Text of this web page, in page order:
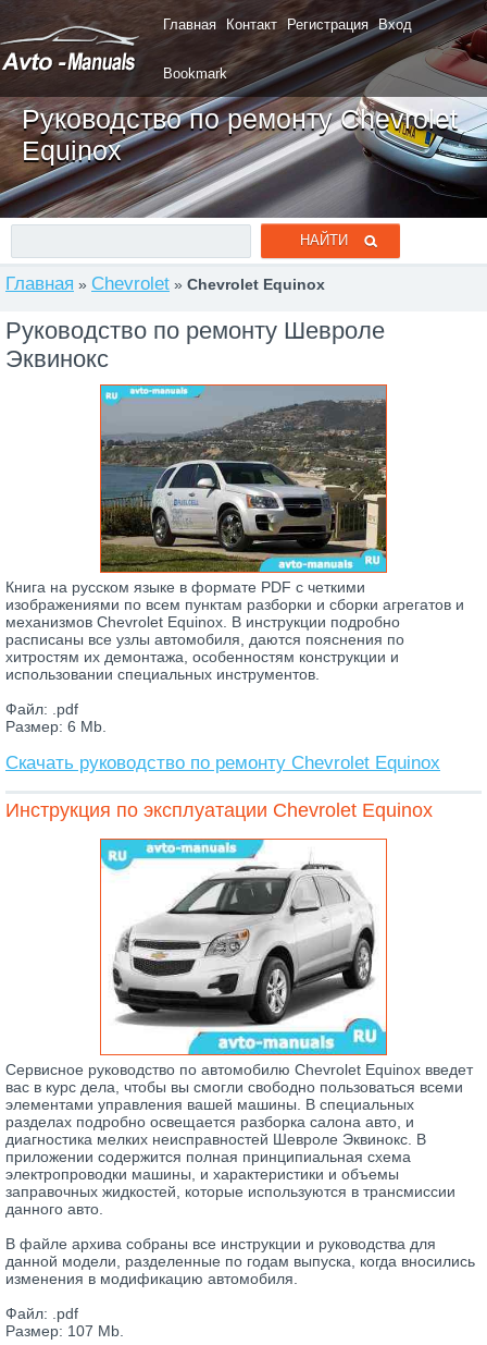
Главная Контакт Регистрация Вход
Bookmark
Руководство по ремонту Chevrolet
Equinox
Главная » Chevrolet » Chevrolet Equinox
Руководство по ремонту Шевроле
Эквинокс
Книга на русском языке в формате PDF с четкими
изображениями по всем пунктам разборки и сборки агрегатов и
механизмов Chevrolet Equinox. В инструкции подробно
расписаны все узлы автомобиля, даются пояснения по
хитростям их демонтажа, особенностям конструкции и
использовании специальных инструментов.
Файл: .pdf
Размер: 6 Mb.
Скачать руководство по ремонту Chevrolet Equinox
Инструкция по эксплуатации Chevrolet Equinox
Сервисное руководство по автомобилю Chevrolet Equinox введет
вас в курс дела, чтобы вы смогли свободно пользоваться всеми
элементами управления вашей машины. В специальных
разделах подробно освещается разборка салона авто, и
диагностика мелких неисправностей Шевроле Эквинокс. В
приложении содержится полная принципиальная схема
электропроводки машины, и характеристики и объемы
заправочных жидкостей, которые используются в трансмиссии
данного авто.
В файле архива собраны все инструкции и руководства для
данной модели, разделенные по годам выпуска, когда вносились
изменения в модификацию автомобиля.
Файл: .pdf
Размер: 107 Mb.